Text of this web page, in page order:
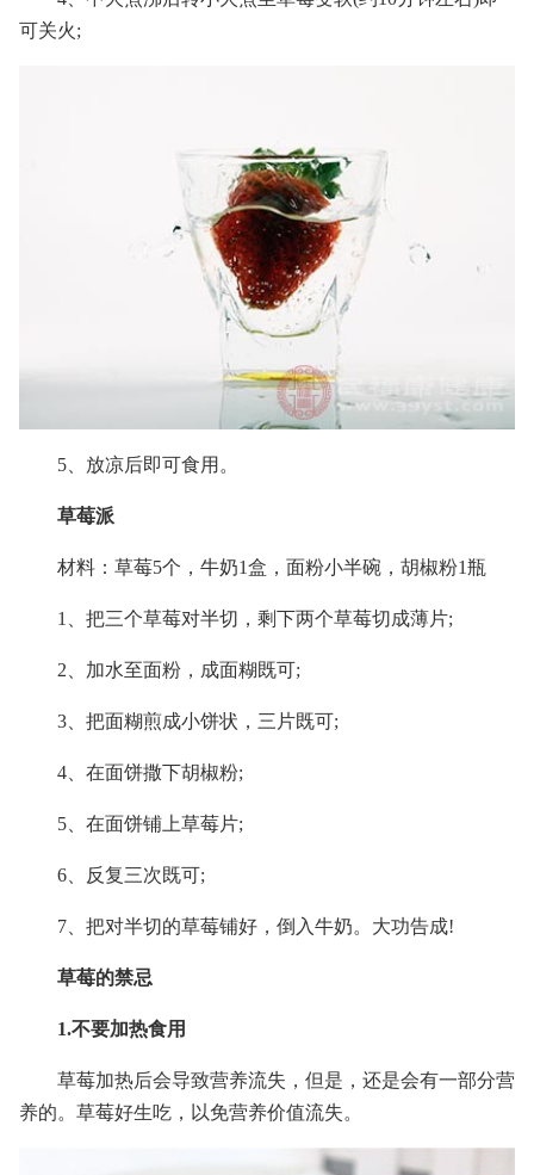
可关火;
5、放凉后即可食用。
草莓派
材料：草莓5个，牛奶1盒，面粉小半碗，胡椒粉1瓶
1、把三个草莓对半切，剩下两个草莓切成薄片;
2、加水至面粉，成面糊既可;
3、把面糊煎成小饼状，三片既可;
4、在面饼撒下胡椒粉;
5、在面饼铺上草莓片;
6、反复三次既可;
7、把对半切的草莓铺好，倒入牛奶。大功告成!
草莓的禁忌
1.不要加热食用
草莓加热后会导致营养流失，但是，还是会有一部分营
养的。草莓好生吃，以免营养价值流失。